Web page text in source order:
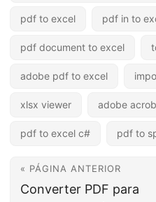
pdf to excel pdf in to
pdf document to excel
adobe pdf to excel
xlsx viewer adobe
pdf to excel c# pdf to
« PÁGINA ANTERIOR
Converter PDF para